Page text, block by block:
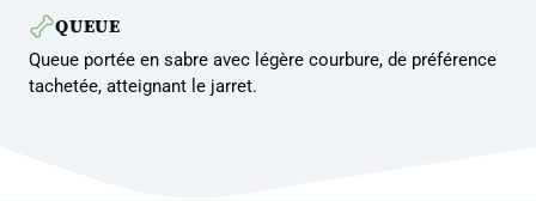
QUEUE
Queue portée en sabre avec légère courbure, de préférence
tachetée, atteignant le jarret.